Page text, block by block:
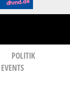
POLITIK
EVENTS